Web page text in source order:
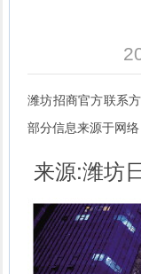
潍坊招商官方联系
部分信息来源于网
来源:潍坊